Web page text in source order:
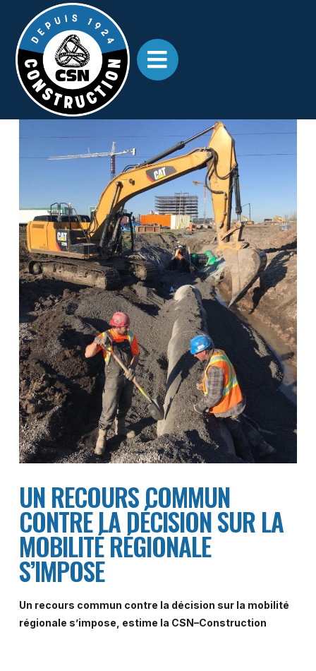
UN RECOURS COMMUN
CONTRE LA DÉCISION SUR LA
MOBILITÉ RÉGIONALE
S’IMPOSE
Un recours commun contre la décision sur la mobilité
régionale s’impose, estime la CSN–Construction